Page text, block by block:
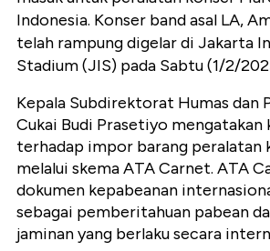
Indonesia. Konser band asal LA,
telah rampung digelar di Jakarta
Stadium (JIS) pada Sabtu (1/2/
Kepala Subdirektorat Humas dan
Cukai Budi Prasetiyo mengatakan
terhadap impor barang peralatan
melalui skema ATA Carnet. ATA
dokumen kepabeanan
sebagai pemberitahuan pabean
jaminan yang berlaku secara